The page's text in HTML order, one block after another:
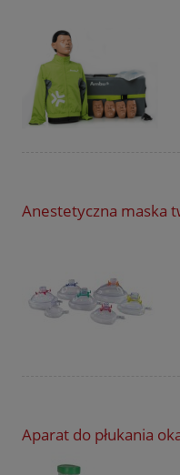
Anestetyczna maska
Aparat do płukania